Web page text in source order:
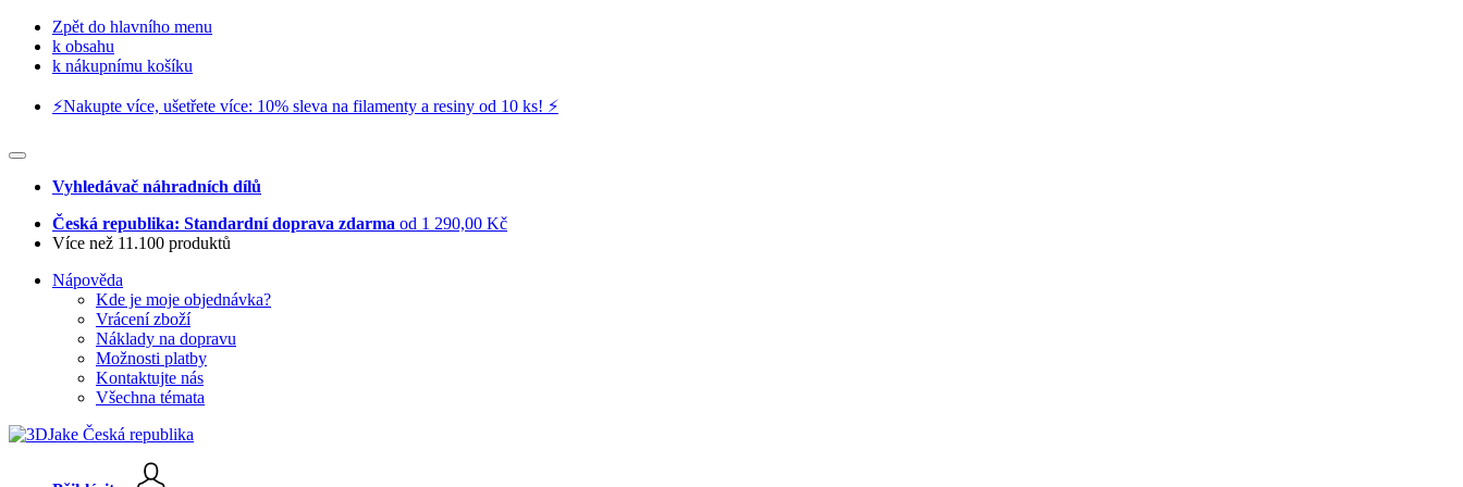
Zpět do hlavního menu
k obsahu
k nákupnímu košíku
⚡️Nakupte více, ušetřete více: 10% sleva na filamenty a resiny od 10 ks! ⚡️
Vyhledávač náhradních dílů
Česká republika: Standardní doprava zdarma od 1 290,00 Kč
Více než 11.100 produktů
Nápověda
Kde je moje objednávka?
Vrácení zboží
Náklady na dopravu
Možnosti platby
Kontaktujte nás
Všechna témata